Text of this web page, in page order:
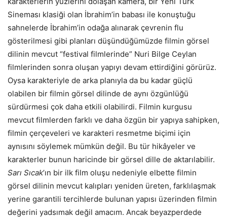
Sineması klasiği olan İbrahim’in babası ile konuştuğu
sahnelerde İbrahim’in odağa alınarak çevrenin flu
gösterilmesi gibi planları düşündüğümüzde filmin görsel
dilinin mevcut “festival filmlerinde” Nuri Bilge Ceylan
filmlerinden sonra oluşan yapıyı devam ettirdiğini görürüz.
Oysa karakteriyle de arka planıyla da bu kadar güçlü
olabilen bir filmin görsel dilinde de aynı özgünlüğü
sürdürmesi çok daha etkili olabilirdi. Filmin kurgusu
mevcut filmlerden farklı ve daha özgün bir yapıya sahipken,
filmin çerçeveleri ve karakteri resmetme biçimi için
aynısını söylemek mümkün değil. Bu tür hikâyeler ve
karakterler bunun haricinde bir görsel dille de aktarılabilir.
Sarı Sıcak’ın bir ilk film oluşu nedeniyle elbette filmin
görsel dilinin mevcut kalıpları yeniden üreten, farklılaşmak
yerine garantili tercihlerde bulunan yapısı üzerinden filmin
değerini yadsımak değil amacım. Ancak beyazperdede